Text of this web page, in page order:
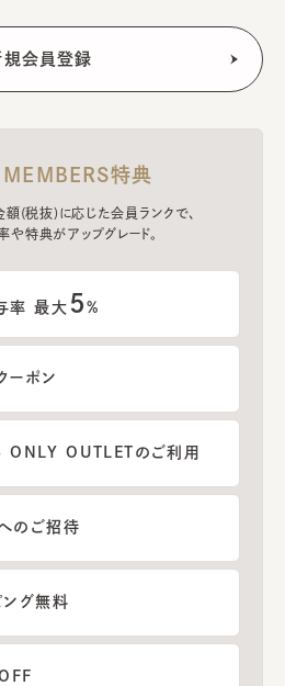
特典
(税抜)に応じた会員ランクで、
や特典がアップグレード。
率 最大 5%
ーポン
ONLY OUTLETのご利用
のご招待
ング無料